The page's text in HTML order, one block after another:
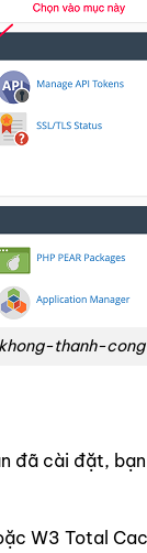
thanh-
đã cài đặt,
W3 Total